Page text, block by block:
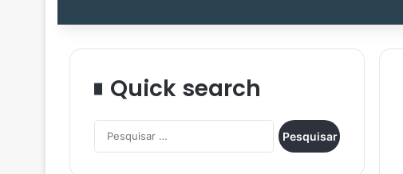
Quick search
Pesquisar
por: